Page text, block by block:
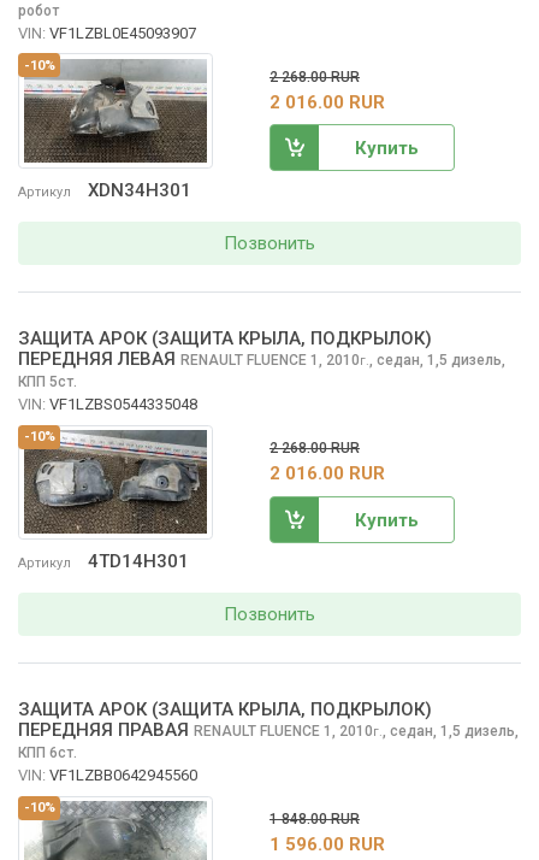
-10%
Артикул XDN34H301
робот
VIN: VF1LZBL0E45093907
2 268.00 RUR
2 016.00 RUR
Купить
Позвонить
-10%
Артикул 4TD14H301
ЗАЩИТА АРОК (ЗАЩИТА КРЫЛА, ПОДКРЫЛОК)
ПЕРЕДНЯЯ ЛЕВАЯ RENAULT FLUENCE 1, 2010г., седан, 1,5 дизель,
КПП 5ст.
VIN: VF1LZBS0544335048
2 268.00 RUR
2 016.00 RUR
Купить
Позвонить
-10%
ЗАЩИТА АРОК (ЗАЩИТА КРЫЛА, ПОДКРЫЛОК)
ПЕРЕДНЯЯ ПРАВАЯ RENAULT FLUENCE 1, 2010г., седан, 1,5 дизель,
КПП 6ст.
VIN: VF1LZBB0642945560
1 848.00 RUR
1 596.00 RUR